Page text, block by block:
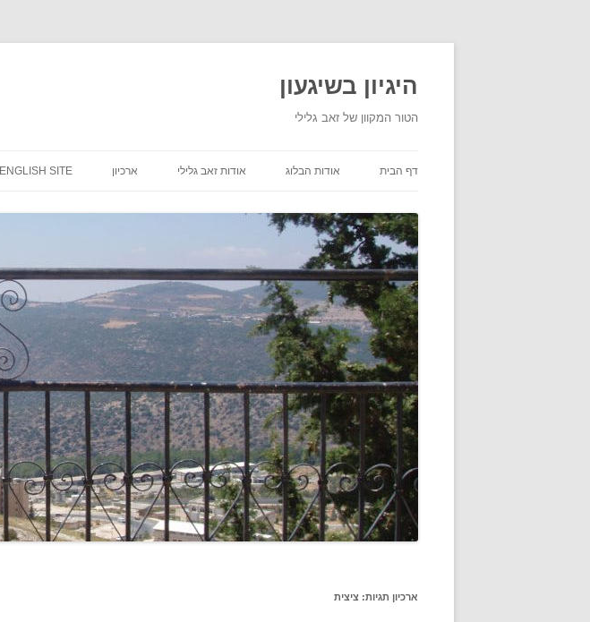
היגיון בשיגעון
הטור המקוון של זאב גלילי
דף הבית אודות הבלוג אודות זאב גלילי ארכיון ENGLISH SITE
ארכיון תגיות: ציצית